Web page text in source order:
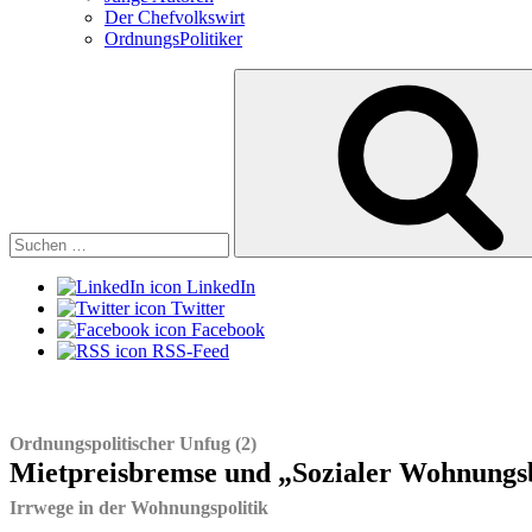
Der Chefvolkswirt
OrdnungsPolitiker
LinkedIn
Twitter
Facebook
RSS-Feed
Ordnungspolitischer Unfug (2)
Mietpreisbremse und „Sozialer
Irrwege in der Wohnungspolitik